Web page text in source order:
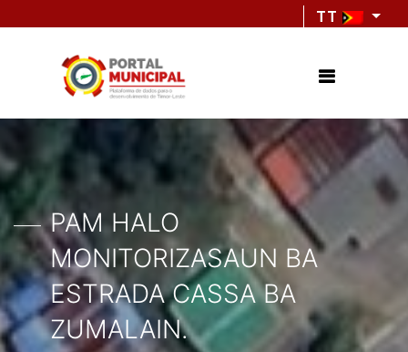
TT
PAM HALO
MONITORIZASAUN BA
ESTRADA CASSA BA
ZUMALAIN.